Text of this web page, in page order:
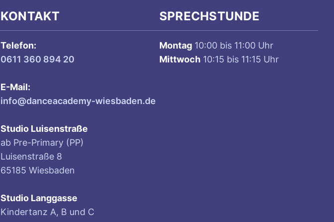
KONTAKT
Telefon:
0611 360 894 20
E-Mail:
info@danceacademy-wiesbaden.de
Studio Luisenstraße
ab Pre-Primary (PP)
Luisenstraße 8
65185 Wiesbaden
Studio Langgasse
Kindertanz A, B und C
SPRECHSTUNDE
Montag 10:00 bis 11:00 Uhr
Mittwoch 10:15 bis 11:15 Uhr